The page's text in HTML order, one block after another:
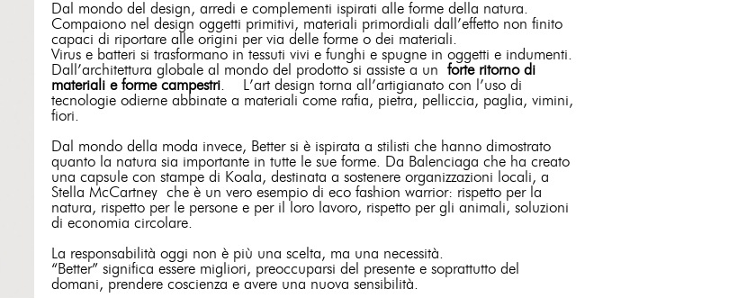
Dal mondo del design, arredi e complementi ispirati alle forme della natura.
Compaiono nel design oggetti primitivi, materiali primordiali dall’effetto non finito
capaci di riportare alle origini per via delle forme o dei materiali.
Virus e batteri si trasformano in tessuti vivi e funghi e spugne in oggetti e indumenti.
Dall’architettura globale al mondo del prodotto si assiste a un forte ritorno di
materiali e forme campestri . L’art design torna all’artigianato con l’uso di
tecnologie odierne abbinate a materiali come rafia, pietra, pelliccia, paglia, vimini,
fiori.
Dal mondo della moda invece, Better si è ispirata a stilisti che hanno dimostrato
quanto la natura sia importante in tutte le sue forme. Da Balenciaga che ha creato
una capsule con stampe di Koala, destinata a sostenere organizzazioni locali, a
Stella McCartney che è un vero esempio di eco fashion warrior: rispetto per la
natura, rispetto per le persone e per il loro lavoro, rispetto per gli animali, soluzioni
di economia circolare.
La responsabilità oggi non è più una scelta, ma una necessità.
“Better” significa essere migliori, preoccuparsi del presente e soprattutto del
domani, prendere coscienza e avere una nuova sensibilità.